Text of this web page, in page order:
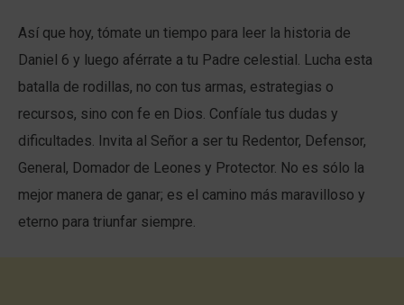
Así que hoy, tómate un tiempo para leer la historia de
Daniel 6 y luego aférrate a tu Padre celestial. Lucha esta
batalla de rodillas, no con tus armas, estrategias o
recursos, sino con fe en Dios. Confíale tus dudas y
dificultades. Invita al Señor a ser tu Redentor, Defensor,
General, Domador de Leones y Protector. No es sólo la
mejor manera de ganar; es el camino más maravilloso y
eterno para triunfar siempre.